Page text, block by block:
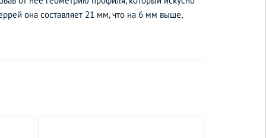
она составляет 21 мм, что на 6 мм выше,